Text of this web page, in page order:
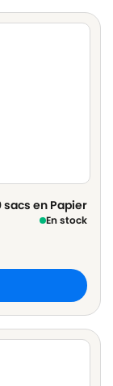
sacs en Papier
En stock